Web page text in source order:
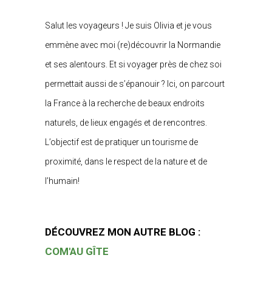
Salut les voyageurs ! Je suis Olivia et je vous
emmène avec moi (re)découvrir la Normandie
et ses alentours. Et si voyager près de chez soi
permettait aussi de s’épanouir ? Ici, on parcourt
la France à la recherche de beaux endroits
naturels, de lieux engagés et de rencontres.
L’objectif est de pratiquer un tourisme de
proximité, dans le respect de la nature et de
l’humain!
DÉCOUVREZ MON AUTRE BLOG :
COM'AU GÎTE